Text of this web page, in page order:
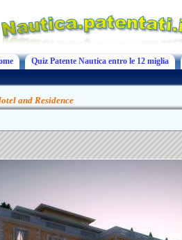
Quiz Patente Nautica entro le 12 miglia
and Residence